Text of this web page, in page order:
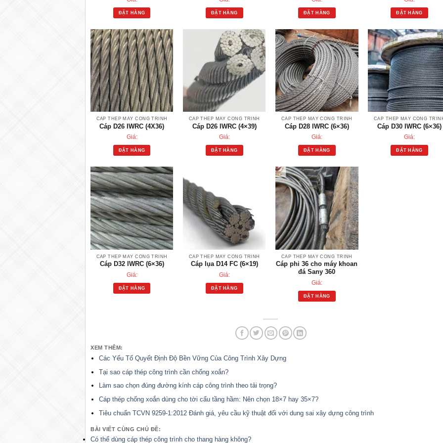
ĐẶT HÀNG ĐẶT HÀNG ĐẶT HÀNG ĐẶT HÀNG
CÁP THÉP MÁY CÔNG TRÌNH
Cáp D26 IWRC (4X36)
Giá:
ĐẶT HÀNG
CÁP THÉP MÁY CÔNG TRÌNH
Cáp D26 IWRC (4×39)
Giá:
ĐẶT HÀNG
CÁP THÉP MÁY CÔNG TRÌNH
Cáp D28 IWRC (6×36)
Giá:
ĐẶT HÀNG
CÁP THÉP MÁY CÔNG
Cáp D30 IWRC (6×36)
Giá:
ĐẶT HÀNG
CÁP THÉP MÁY CÔNG TRÌNH
Cáp D32 IWRC (6×36)
Giá:
ĐẶT HÀNG
CÁP THÉP MÁY CÔNG TRÌNH
Cáp lụa D14 FC (6×19)
Giá:
ĐẶT HÀNG
CÁP THÉP MÁY CÔNG TRÌNH
Cáp phi 36 cho máy khoan
đá Sany 360
Giá:
ĐẶT HÀNG
XEM THÊM:
Các Yếu Tố Quyết Định Độ Bền Vững Của Công Trình Xây Dựng
Tại sao cáp thép công trình cần chống xoắn?
Làm sao chọn đúng đường kính cáp công trình theo tải trọng?
Cáp thép chống xoắn dùng cho tời cẩu tầng hầm: Nên chọn 18×7 hay 35×7?
Tiêu chuẩn TCVN 9259-1:2012 Đánh giá, yêu cầu kỹ thuật đối với dung sai xây dựng công trình
BÀI VIẾT CÙNG CHỦ ĐỀ:
Có thể dùng cáp thép công trình cho thang hàng không?